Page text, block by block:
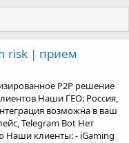
risk | прием
P2P решение
Наши ГЕО: Россия,
возможна в ваш
Telegram Bot Нет
Наши клиенты: - iGaming